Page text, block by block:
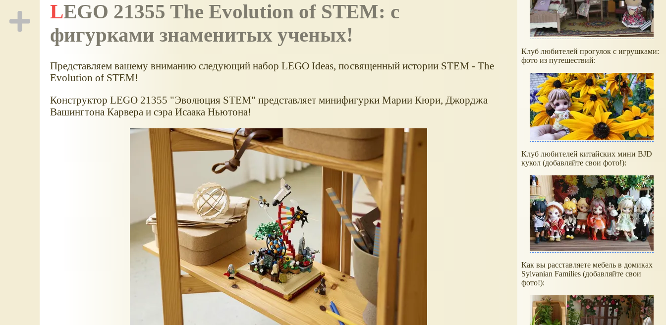
LEGO 21355 The Evolution of STEM: с
фигурками знаменитых ученых!
Представляем вашему вниманию следующий набор LEGO Ideas, посвященный истории STEM - The
Evolution of STEM!
Конструктор LEGO 21355 "Эволюция STEM" представляет минифигурки Марии Кюри, Джорджа
Вашингтона Карвера и сэра Исаака Ньютона!
Клуб любителей прогулок с игрушками:
фото из путешествий:
Клуб любителей китайских мини BJD
кукол (добавляйте свои фото!):
Как вы расставляете мебель в домиках
Sylvanian Families (добавляйте свои
фото!):